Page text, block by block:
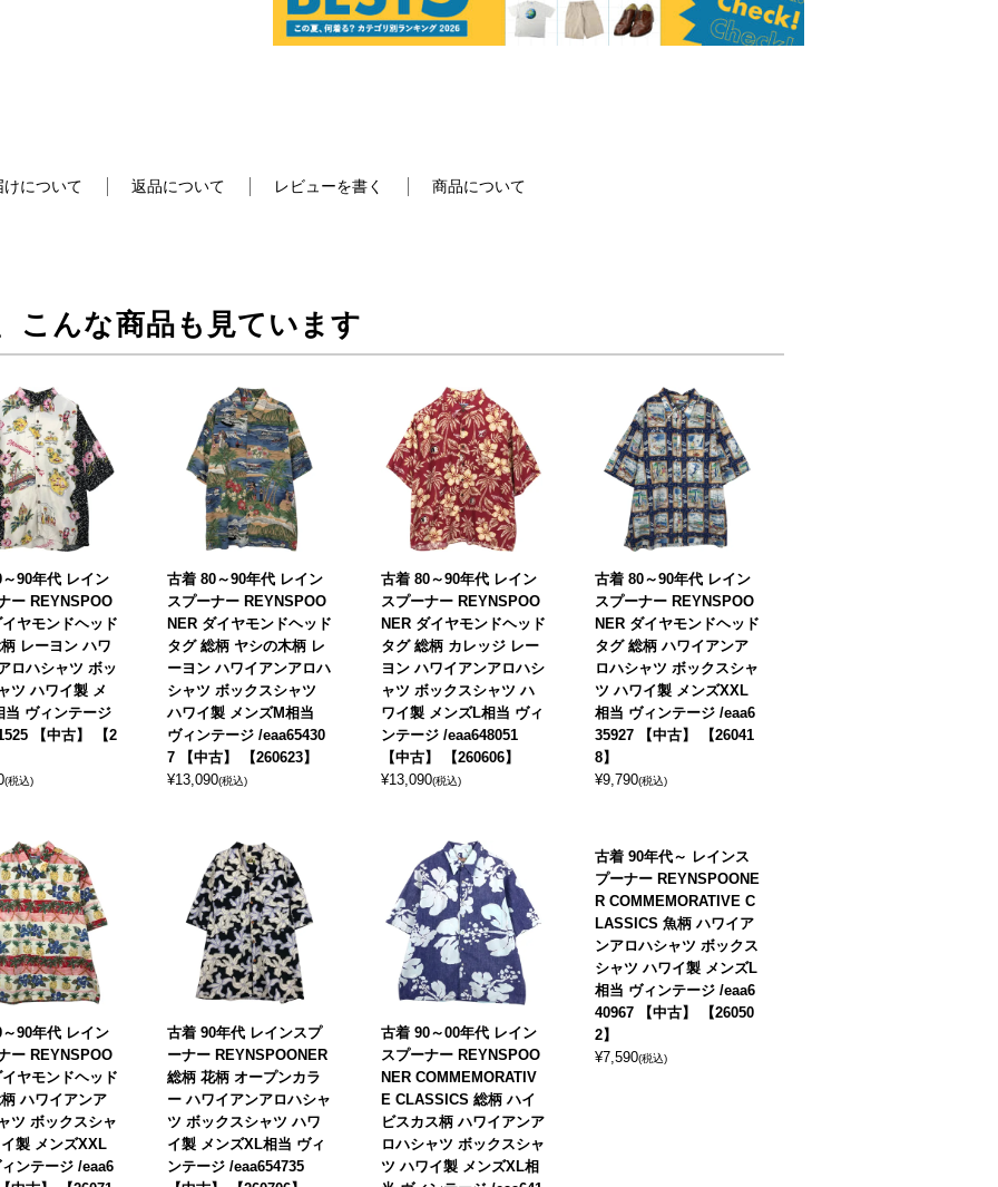
けについて 返品について レビューを書く 商品について
こんな商品も見ています
90年代 レイン
ー REYNSPOO
ヤモンドヘッド
レーヨン ハワ
ロハシャツ ボッ
ツ ハワイ製 メ
当 ヴィンテージ
【中古】 【2
(税込)
古着 80～90年代 レイン
スプーナー REYNSPOO
NER ダイヤモンドヘッド
タグ 総柄 ヤシの木柄 レ
ーヨン ハワイアンアロハ
シャツ ボックスシャツ
ハワイ製 メンズM相当
ヴィンテージ /eaa65430
7 【中古】 【260623】
¥13,090(税込)
古着 80～90年代 レイン
スプーナー REYNSPOO
NER ダイヤモンドヘッド
タグ 総柄 カレッジ レー
ヨン ハワイアンアロハシ
ャツ ボックスシャツ ハ
ワイ製 メンズL相当 ヴィ
ンテージ /eaa648051
【中古】 【260606】
¥13,090(税込)
古着 80～90年代 レイン
スプーナー REYNSPOO
NER ダイヤモンドヘッド
タグ 総柄 ハワイアンア
ロハシャツ ボックスシャ
ツ ハワイ製 メンズXXL
相当 ヴィンテージ /eaa6
35927 【中古】 【26041
8】
¥9,790(税込)
90年代 レイン
ー REYNSPOO
ヤモンドヘッド
ハワイアンア
ツ ボックスシャ
製 メンズXXL
ンテージ /eaa6
古着 90年代 レインスプ
ーナー REYNSPOONER
総柄 花柄 オープンカラ
ー ハワイアンアロハシャ
ツ ボックスシャツ ハワ
イ製 メンズXL相当 ヴィ
ンテージ /eaa654735
古着 90～00年代 レイン
スプーナー REYNSPOO
NER COMMEMORATIV
E CLASSICS 総柄 ハイ
ビスカス柄 ハワイアンア
ロハシャツ ボックスシャ
ツ ハワイ製 メンズXL相
古着 90年代～ レインス
プーナー REYNSPOONE
R COMMEMORATIVE C
LASSICS 魚柄 ハワイア
ンアロハシャツ ボックス
シャツ ハワイ製 メンズL
相当 ヴィンテージ /eaa6
40967 【中古】 【26050
2】
¥7,590(税込)